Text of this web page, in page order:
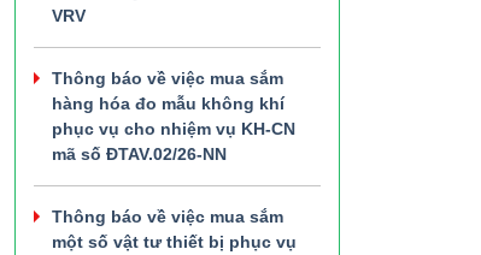
VRV
Thông báo về việc mua sắm
hàng hóa đo mẫu không khí
phục vụ cho nhiệm vụ KH-CN
mã số ĐTAV.02/26-NN
Thông báo về việc mua sắm
một số vật tư thiết bị phục vụ